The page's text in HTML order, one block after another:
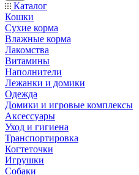
Каталог
Кошки
Сухие корма
Влажные корма
Лакомства
Витамины
Наполнители
Лежанки и домики
Одежда
Домики и игровые комплексы
Аксессуары
Уход и гигиена
Транспортировка
Когтеточки
Игрушки
Собаки